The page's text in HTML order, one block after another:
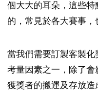
個大大的耳朵，這些
的，常見於各大賽事，
當我們需要訂製客製
考量因素之一，除了
獲獎者的搬運及存放